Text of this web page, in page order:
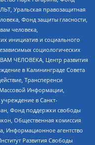
Уральская правозащитная
Фонд защиты гласности,
человека,
инициатив и социального
социологических
ЧЕЛОВЕКА, Центр развития
в Калининграде Совета
Трансперенси
Информации,
в Санкт-
Фонд поддержки свободы
Общественная комиссия
Информационное агентство
Развития Свободы